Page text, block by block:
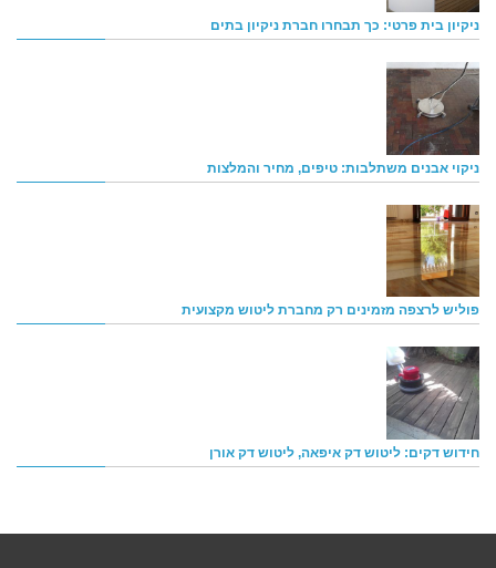
ניקיון בית פרטי: כך תבחרו חברת ניקיון בתים
ניקוי אבנים משתלבות: טיפים, מחיר והמלצות
פוליש לרצפה מזמינים רק מחברת ליטוש מקצועית
חידוש דקים: ליטוש דק איפאה, ליטוש דק אורן